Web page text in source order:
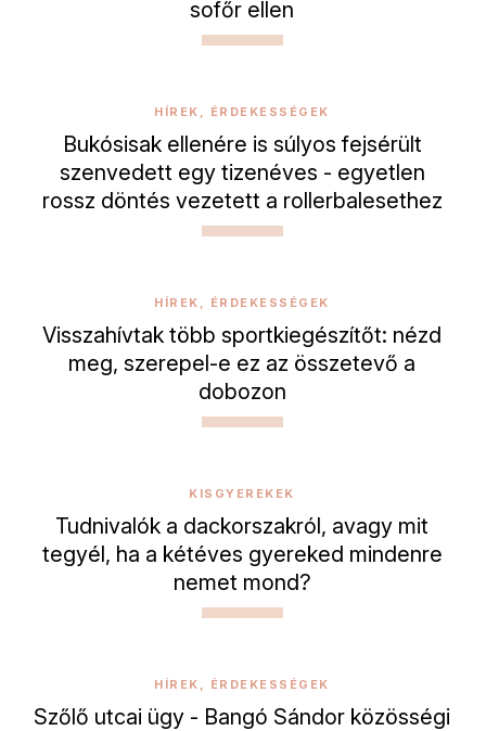
sofőr ellen
HÍREK, ÉRDEKESSÉGEK
Bukósisak ellenére is súlyos fejsérült
szenvedett egy tizenéves - egyetlen
rossz döntés vezetett a rollerbalesethez
HÍREK, ÉRDEKESSÉGEK
Visszahívtak több sportkiegészítőt: nézd
meg, szerepel-e ez az összetevő a
dobozon
KISGYEREKEK
Tudnivalók a dackorszakról, avagy mit
tegyél, ha a kétéves gyereked mindenre
nemet mond?
HÍREK, ÉRDEKESSÉGEK
Szőlő utcai ügy - Bangó Sándor közösségi